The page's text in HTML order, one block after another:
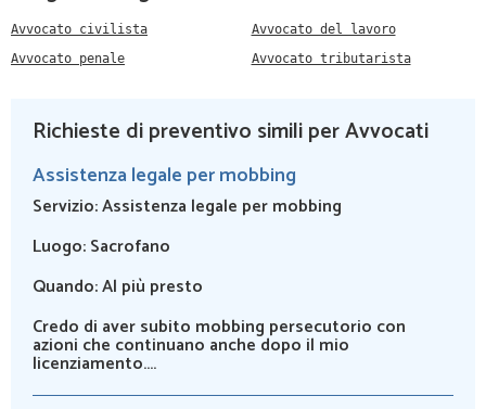
Avvocato civilista
Avvocato del lavoro
Avvocato penale
Avvocato tributarista
Richieste di preventivo simili per Avvocati
Assistenza legale per mobbing
Servizio:Assistenza legale per mobbing
Luogo:Sacrofano
Quando:Al più presto
Credo di aver subito mobbing persecutorio con
azioni che continuano anche dopo il mio
licenziamento....